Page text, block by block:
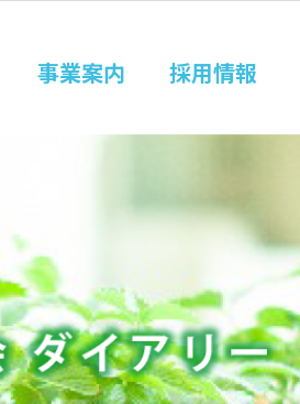
事業案内 採用情報